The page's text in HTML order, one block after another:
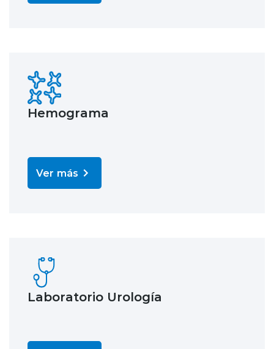
Hemograma
Ver más
Laboratorio Urología